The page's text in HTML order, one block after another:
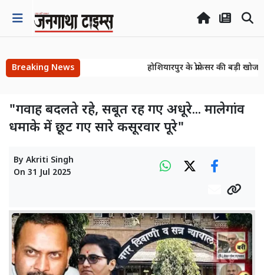
Breaking News
होशियारपुर के प्रोफेसर की बड़ी
"गवाह बदलते रहे, सबूत रह गए अधूरे... मालेगांव
धमाके में छूट गए सारे कसूरवार पूरे"
By Akriti Singh
On 31 Jul 2025